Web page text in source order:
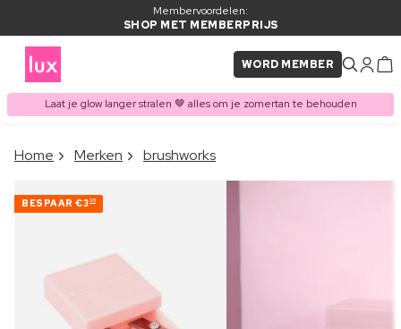
Membervoordelen:
SHOP MET MEMBERPRIJS
WORD MEMBER
Laat je glow langer stralen 🤎 alles om je zomertan te behouden
ITEM TOEGEVOEGD AAN
Home Merken brushworks
BESPAAR €330